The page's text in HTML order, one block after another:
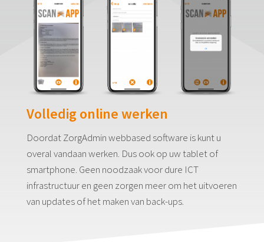
Volledig online werken
Doordat ZorgAdmin webbased software is kunt u
overal vandaan werken. Dus ook op uw tablet of
smartphone. Geen noodzaak voor dure ICT
infrastructuur en geen zorgen meer om het uitvoeren
van updates of het maken van back-ups.